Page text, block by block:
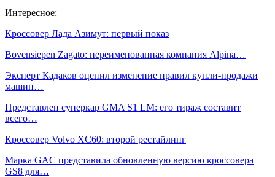
Интересное:
Кроссовер Лада Азимут: первый показ
Bovensiepen Zagato: переименованная компания Alpina…
Эксперт Кадаков оценил изменение правил купли-продажи
машин…
Представлен суперкар GMA S1 LM: его тираж составит
всего…
Кроссовер Volvo XC60: второй рестайлинг
Марка GAC представила обновленную версию кроссовера
GS8 для…